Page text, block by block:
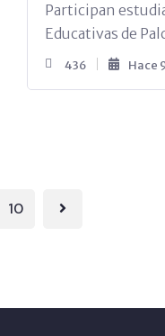
Participan
Educativas de
436 Hace
10